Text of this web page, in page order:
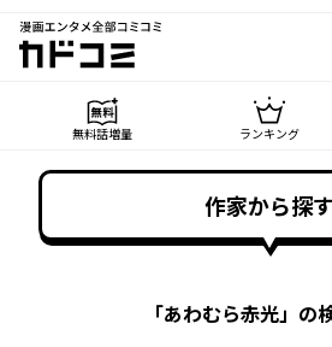
漫画エンタメ全部コミコミ
カドコミ
無料話増量 ランキング
作家から探す
「あわむら赤光」の